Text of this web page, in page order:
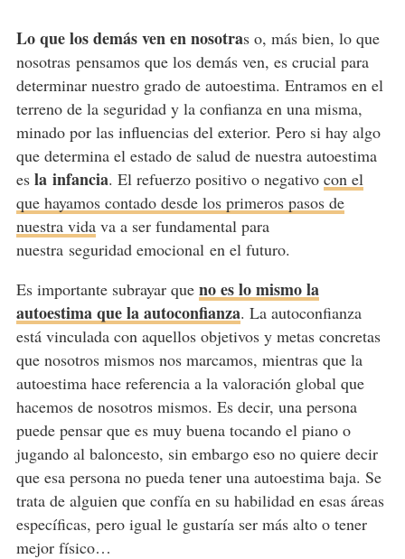
Lo que los demás ven en nosotras o, más bien, lo que
nosotras pensamos que los demás ven, es crucial para
determinar nuestro grado de autoestima. Entramos en el
terreno de la seguridad y la confianza en una misma,
minado por las influencias del exterior. Pero si hay algo
que determina el estado de salud de nuestra autoestima
es la infancia. El refuerzo positivo o negativo con el
que hayamos contado desde los primeros pasos de
nuestra vidava a ser fundamental para
nuestra seguridad emocional en el futuro.
Es importante subrayar que no es lo mismo la
autoestima que la autoconfianza. La autoconfianza
está vinculada con aquellos objetivos y metas concretas
que nosotros mismos nos marcamos, mientras que la
autoestima hace referencia a la valoración global que
hacemos de nosotros mismos. Es decir, una persona
puede pensar que es muy buena tocando el piano o
jugando al baloncesto, sin embargo eso no quiere decir
que esa persona no pueda tener una autoestima baja. Se
trata de alguien que confía en su habilidad en esas áreas
específicas, pero igual le gustaría ser más alto o tener
mejor físico…